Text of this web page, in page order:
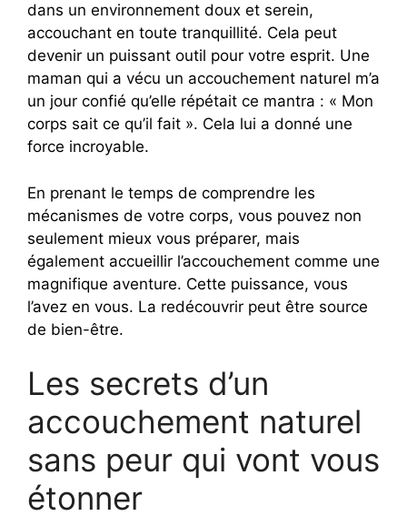
dans un environnement doux et serein,
accouchant en toute tranquillité. Cela peut
devenir un puissant outil pour votre esprit. Une
maman qui a vécu un accouchement naturel m’a
un jour confié qu’elle répétait ce mantra : « Mon
corps sait ce qu’il fait ». Cela lui a donné une
force incroyable.
En prenant le temps de comprendre les
mécanismes de votre corps, vous pouvez non
seulement mieux vous préparer, mais
également accueillir l’accouchement comme une
magnifique aventure. Cette puissance, vous
l’avez en vous. La redécouvrir peut être source
de bien-être.
Les secrets d’un
accouchement naturel
sans peur qui vont vous
étonner